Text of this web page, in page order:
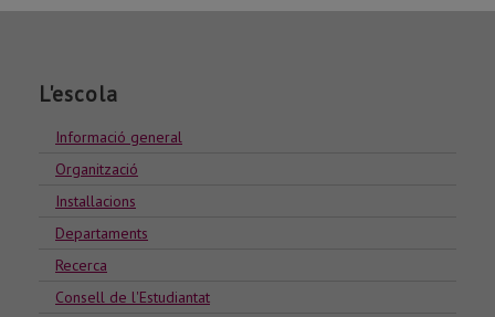
L'escola
Informació general
Organització
Installacions
Departaments
Recerca
Consell de l'Estudiantat